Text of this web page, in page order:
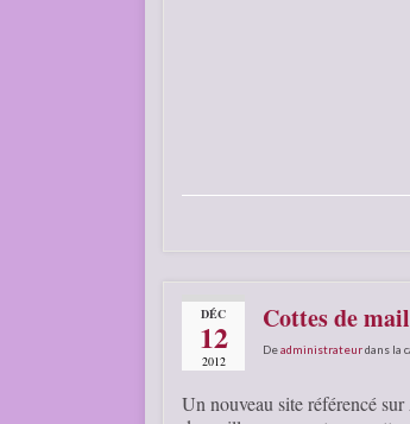
DÉC
12
2012
Cottes de
Deadministrateurdans la
Un nouveau site référencé